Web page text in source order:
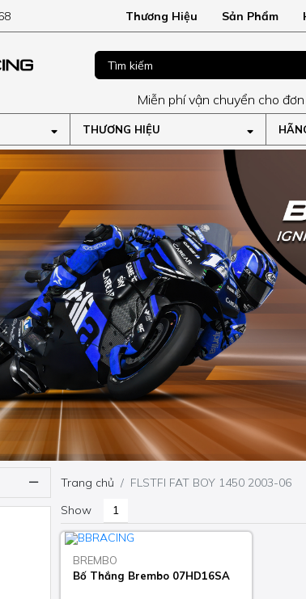
Thương Hiệu Sản Phẩm
vận chuyển cho đơn hàng trên 490.000VND
THƯƠNG HIỆU
Trang chủ
FLSTFI FAT BOY 1450 2003-06
Show
BREMBO
Bố Thắng Brembo 07HD16SA